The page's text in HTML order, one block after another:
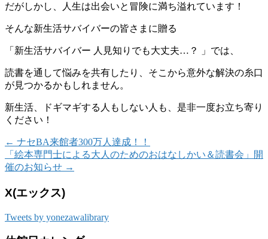
だがしかし、人生は出会いと冒険に満ち溢れています！
そんな新生活サバイバーの皆さまに贈る
「新生活サバイバー 人見知りでも大丈夫…？ 」では、
読書を通して悩みを共有したり、 そこから意外な解決の糸口
が見つかるかもしれません。
新生活、ドギマギする人もしない人も、是非一度お立ち寄り
ください！
← ナセBA来館者300万人達成！！
「絵本専門士による大人のためのおはなしかい＆読書会」開
催のお知らせ →
X(エックス)
Tweets by yonezawalibrary